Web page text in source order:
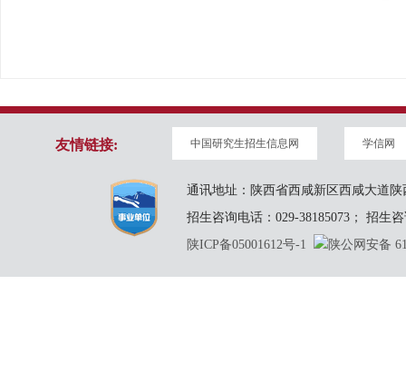
友情链接: 中国研究生招生信息网 学信网
通讯地址：陕西省西咸新区西咸大道
招生咨询电话：029-38185073； 招生
陕ICP备05001612号-1
陕公网安备